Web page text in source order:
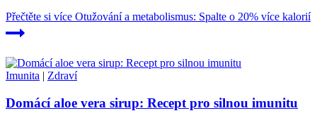
Přečtěte si více Otužování a metabolismus: Spalte o 20% více kalorií
Imunita | Zdraví
Domácí aloe vera sirup: Recept pro silnou imunitu